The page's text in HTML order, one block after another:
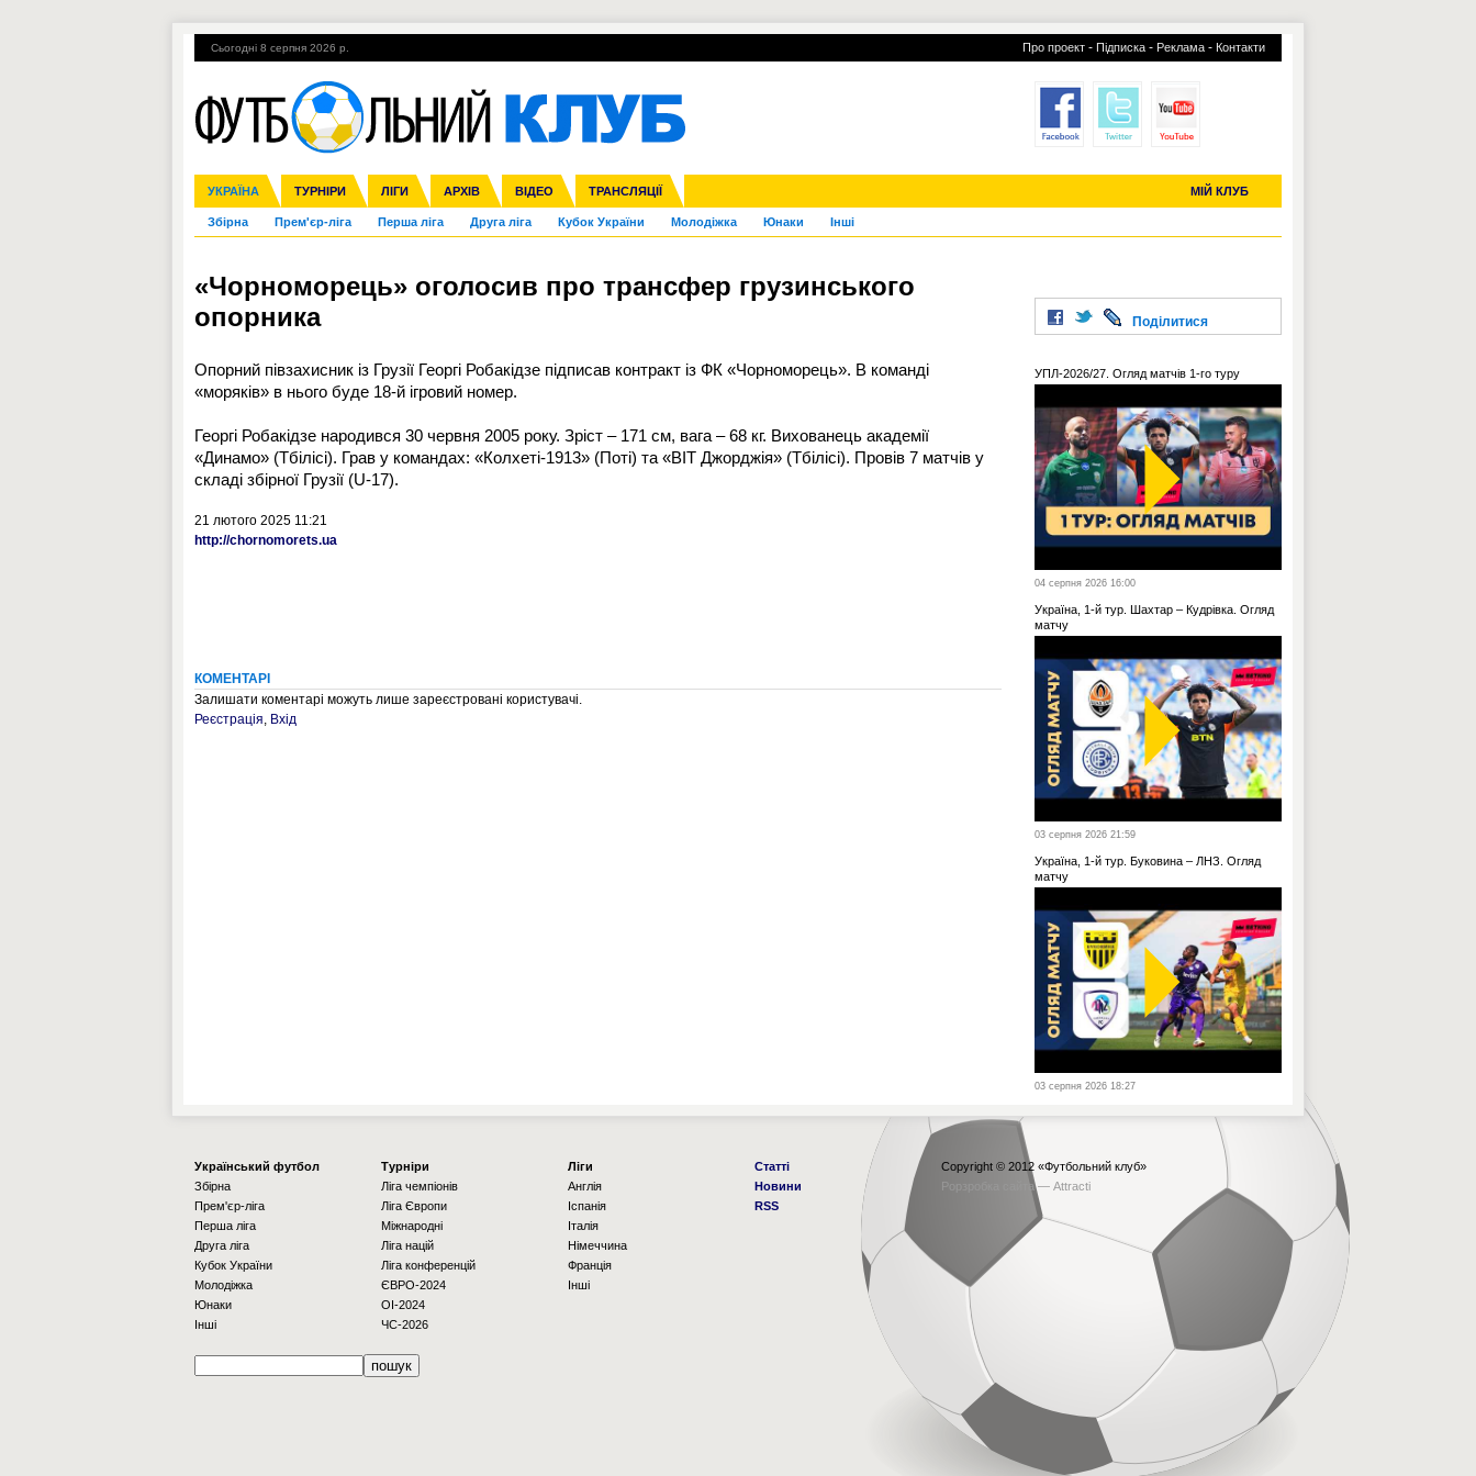
Сьогодні 8 серпня 2026 р. Про проект - Підписка - Реклама - Контакти
УКРАЇНА ТУРНІРИ ЛІГИ АРХІВ ВІДЕО ТРАНСЛЯЦІЇ МІЙ КЛУБ
Збірна Прем'єр-ліга Перша ліга Друга ліга Кубок України Молодіжка Юнаки Інші
Ліга чемпіонів Ліга Європи Міжнародні Ліга націй Ліга конференцій
Англія Іспанія Італія Німеччина Франція Інші
ЧС-2014 ЄВРО-2016 Росія Кубок конфедерацій ЧЄ-2015 (U-21)
Гарячі теми УПЛ, 2-й тур ВІЙНА УПЛ-ПЕРЕХОДИ УСІ ТРАНСФЕРИ
«Чорноморець» оголосив про трансфер грузинського
опорника
Опорний півзахисник із Грузії Георгі Робакідзе підписав контракт із ФК «Чорноморець». В команді
«моряків» в нього буде 18-й ігровий номер.
Георгі Робакідзе народився 30 червня 2005 року. Зріст – 171 см, вага – 68 кг. Вихованець академії
«Динамо» (Тбілісі). Грав у командах: «Колхеті-1913» (Поті) та «ВІТ Джорджія» (Тбілісі). Провів 7 матчів у
складі збірної Грузії (U-17).
21 лютого 2025 11:21
http://chornomorets.ua
КОМЕНТАРІ
Залишати коментарі можуть лише зареєстровані користувачі.
Реєстрація, Вхід
Поділитися
УПЛ-2026/27. Огляд матчів 1-го туру
04 серпня 2026 16:00
Україна, 1-й тур. Шахтар – Кудрівка. Огляд
матчу
03 серпня 2026 21:59
Україна, 1-й тур. Буковина – ЛНЗ. Огляд
матчу
03 серпня 2026 18:27
Українcький футбол
Збірна
Прем'єр-ліга
Перша ліга
Друга ліга
Кубок України
Молодіжка
Юнаки
Інші
Турніри
Ліга чемпіонів
Ліга Європи
Міжнародні
Ліга націй
Ліга конференцій
ЄВРО-2024
OI-2024
ЧС-2026
Ліги
Англія
Іспанія
Італія
Німеччина
Франція
Інші
Статті
Новини
RSS
Copyright © 2012 «Футбольний клуб»
Рорзробка сайта — Attracti